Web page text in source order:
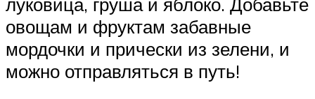
овощам и фруктам забавные
мордочки и прически из зелени, и
можно отправляться в путь!